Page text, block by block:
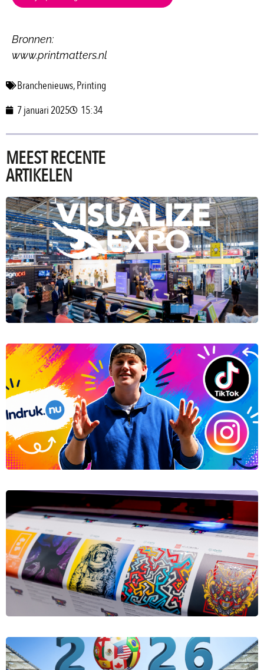
Bronnen:
www.printmatters.nl
Branchenieuws,Printing
7 januari 2025
15:34
MEEST RECENTE
ARTIKELEN